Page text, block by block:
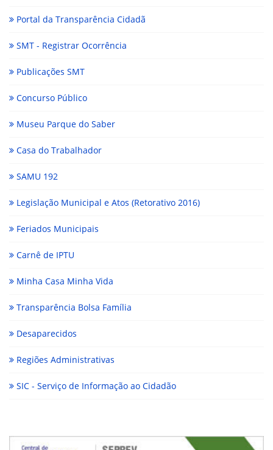
Portal da Transparência Cidadã
SMT - Registrar Ocorrência
Publicações SMT
Concurso Público
Museu Parque do Saber
Casa do Trabalhador
SAMU 192
Legislação Municipal e Atos (Retorativo 2016)
Feriados Municipais
Carnê de IPTU
Minha Casa Minha Vida
Transparência Bolsa Família
Desaparecidos
Regiões Administrativas
SIC - Serviço de Informação ao Cidadão